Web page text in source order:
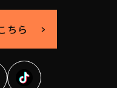
ちら